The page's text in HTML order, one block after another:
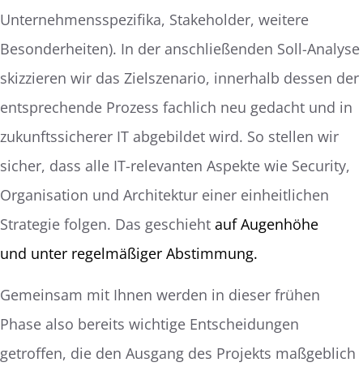
Unternehmensspezifika, Stakeholder, weitere
Besonderheiten). In der anschließenden Soll-Analyse
skizzieren wir das Zielszenario, innerhalb dessen der
entsprechende Prozess fachlich neu gedacht und in
zukunftssicherer IT abgebildet wird. So stellen wir
sicher, dass alle IT-relevanten Aspekte wie Security,
Organisation und Architektur einer einheitlichen
Strategie folgen. Das geschieht auf Augenhöhe
und unter regelmäßiger Abstimmung.
Gemeinsam mit Ihnen werden in dieser frühen
Phase also bereits wichtige Entscheidungen
getroffen, die den Ausgang des Projekts maßgeblich